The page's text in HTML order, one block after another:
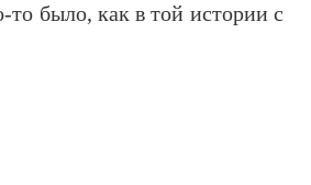
то было, как в той истории с